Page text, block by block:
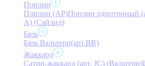
Поплин
Поплин (AP)Поплин однотонный
А) (Сайлид)
Бязь
Бязь Вальтери(арт.BR)
Жаккард
Сатин-жаккард (арт. JC) (Вальтери)